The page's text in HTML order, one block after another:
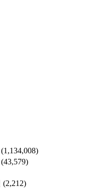
(1,134,008)
(43,579)
(2,212)